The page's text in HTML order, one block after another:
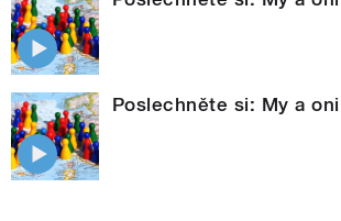
Poslechněte si: My a